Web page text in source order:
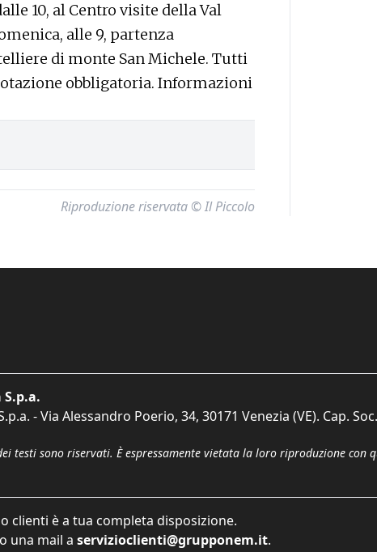
10, al Centro visite della Val
alle 9, partenza
di monte San Michele. Tutti
obbligatoria. Informazioni
Riproduzione riservata © Il Piccolo
- Via Alessandro Poerio, 34, 30171 Venezia (VE). Cap.
testi sono riservati. È espressamente vietata la loro riproduzione con
clienti è a tua completa disposizione.
una mail a servizioclienti@grupponem.it.